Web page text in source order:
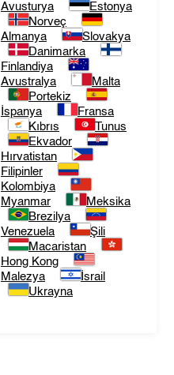
Avusturya
Estonya
Norveç
Almanya
Slovakya
Danimarka
Finlandiya
Avustralya
Malta
Portekiz
İspanya
Fransa
Kıbrıs
Tunus
Ekvador
Hırvatistan
Filipinler
Kolombiya
Myanmar
Meksika
Brezilya
Venezuela
Şili
Macaristan
Hong Kong
Malezya
İsrail
Ukrayna